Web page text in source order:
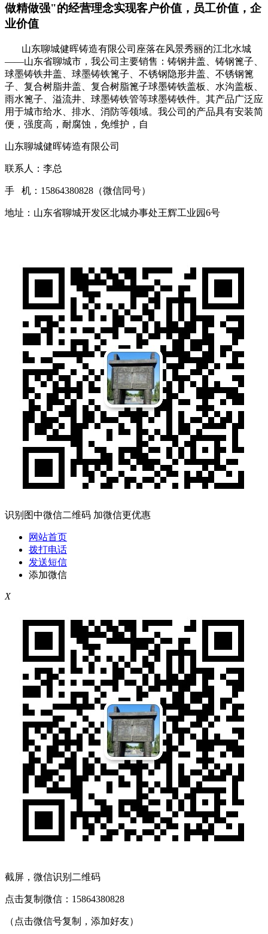
做精做强"的经营理念实现客户价值，员工价值，企
业价值
山东聊城健晖铸造有限公司座落在风景秀丽的江北水城
——山东省聊城市，我公司主要销售：铸钢井盖、铸钢篦子、
球墨铸铁井盖、球墨铸铁篦子、不锈钢隐形井盖、不锈钢篦
子、复合树脂井盖、复合树脂篦子球墨铸铁盖板、水沟盖板、
雨水篦子、溢流井、球墨铸铁管等球墨铸铁件。其产品广泛应
用于城市给水、排水、消防等领域。我公司的产品具有安装简
便，强度高，耐腐蚀，免维护，自
山东聊城健晖铸造有限公司
联系人：李总
手 机：15864380828（微信同号）
地址：山东省聊城开发区北城办事处王辉工业园6号
识别图中微信二维码 加微信更优惠
网站首页
拨打电话
发送短信
添加微信
X
截屏，微信识别二维码
点击复制微信：15864380828
（点击微信号复制，添加好友）